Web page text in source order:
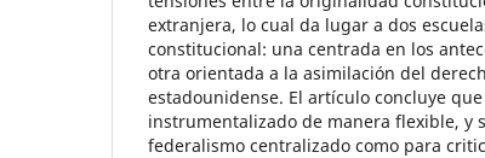
extranjera, lo cual da lugar a dos
constitucional: una centrada en los
otra orientada a la asimilación del
estadounidense. El artículo concluye
instrumentalizado de manera flexible, y
federalismo centralizado como para